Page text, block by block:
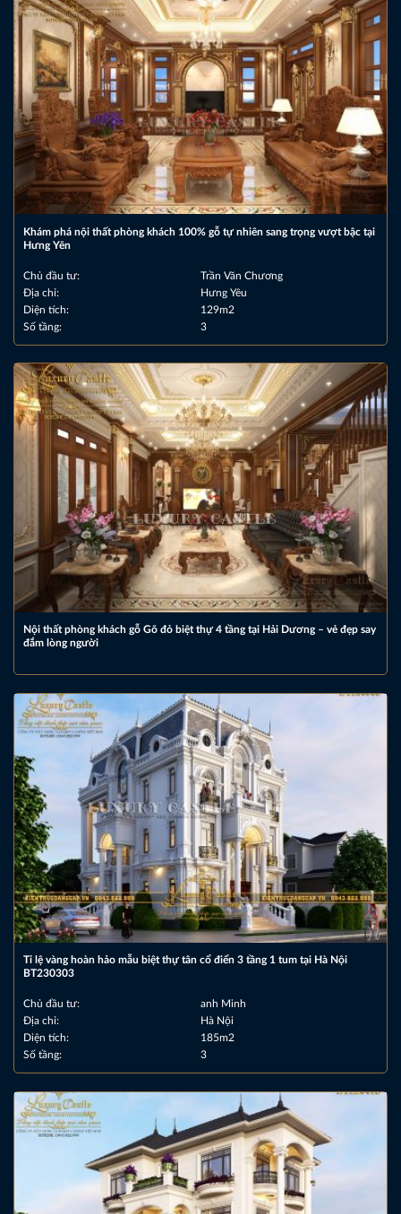
Khám phá nội thất phòng khách 100% gỗ tự nhiên sang trọng vượt bậc tại
Hưng Yên
Chủ đầu tư:
Trần Văn Chương
Địa chỉ:
Hưng Yêu
Diện tích:
129m2
Số tầng:
3
Nội thất phòng khách gỗ Gõ đỏ biệt thự 4 tầng tại Hải Dương – vẻ đẹp say
đắm lòng người
Tỉ lệ vàng hoàn hảo mẫu biệt thự tân cổ điển 3 tầng 1 tum tại Hà Nội
BT230303
Chủ đầu tư:
anh Minh
Địa chỉ:
Hà Nội
Diện tích:
185m2
Số tầng:
3